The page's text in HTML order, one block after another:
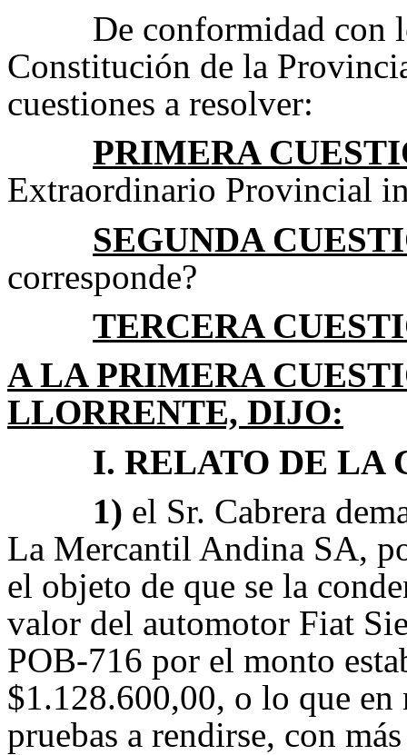
De conformidad con
Constitución de la
cuestiones a resolver:
PRIMERA
Extraordinario Provincial
SEGUNDA
corresponde?
TERCERA
A LA PRIMERA
LLORRENTE, DIJO:
I. RELATO DE LA
1) el Sr. Cabrera
La Mercantil Andina SA,
el objeto de que se la
valor del automotor Fiat
POB-716 por el monto
$1.128.600,00, o lo que en
pruebas a rendirse, con